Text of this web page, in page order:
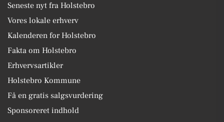
Seneste nyt fra Holstebro
Vores lokale erhverv
Kalenderen for Holstebro
Fakta om Holstebro
Erhvervsartikler
Holstebro Kommune
Få en gratis salgsvurdering
Sponsoreret indhold